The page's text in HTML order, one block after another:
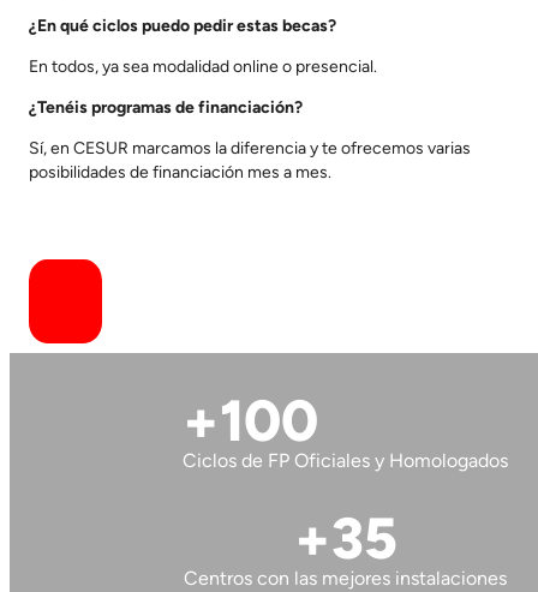
¿En qué ciclos puedo pedir estas becas?
En todos, ya sea modalidad online o presencial.
¿Tenéis programas de financiación?
Sí, en CESUR marcamos la diferencia y te ofrecemos varias
posibilidades de financiación mes a mes.
+100
Ciclos de FP Oficiales y Homologados
+35
Centros con las mejores instalaciones